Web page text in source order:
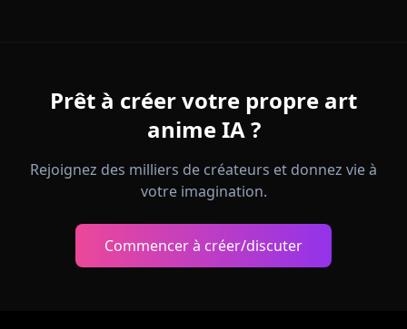
Prêt à créer votre propre art
anime IA ?
Rejoignez des milliers de créateurs et donnez vie à
votre imagination.
Commencer à créer/discuter